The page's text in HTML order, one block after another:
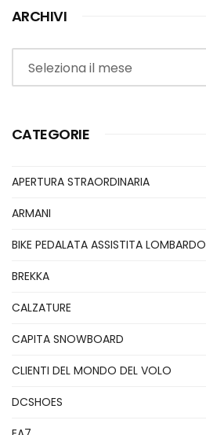
ARCHIVI
Archivi
CATEGORIE
APERTURA STRAORDINARIA
ARMANI
BIKE PEDALATA ASSISTITA LOMBARDO
BREKKA
CALZATURE
CAPITA SNOWBOARD
CLIENTI DEL MONDO DEL VOLO
DCSHOES